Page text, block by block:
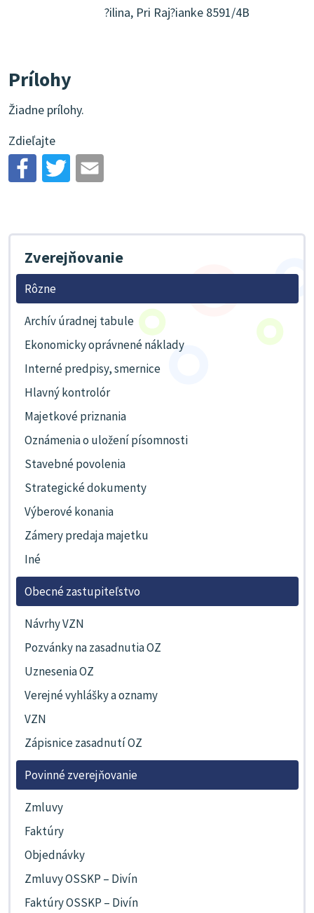
?ilina, Pri Raj?ianke 8591/4B
Prílohy
Žiadne prílohy.
Zdieľajte
Zverejňovanie
Rôzne
Archív úradnej tabule
Ekonomicky oprávnené náklady
Interné predpisy, smernice
Hlavný kontrolór
Majetkové priznania
Oznámenia o uložení písomnosti
Stavebné povolenia
Strategické dokumenty
Výberové konania
Zámery predaja majetku
Iné
Obecné zastupiteľstvo
Návrhy VZN
Pozvánky na zasadnutia OZ
Uznesenia OZ
Verejné vyhlášky a oznamy
VZN
Zápisnice zasadnutí OZ
Povinné zverejňovanie
Zmluvy
Faktúry
Objednávky
Zmluvy OSSKP – Divín
Faktúry OSSKP – Divín